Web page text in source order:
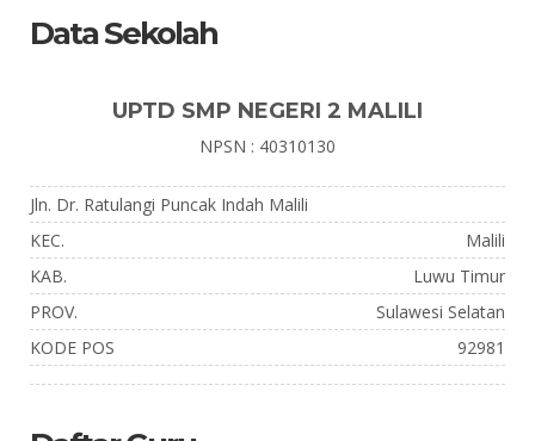
Data Sekolah
UPTD SMP NEGERI 2 MALILI
NPSN : 40310130
Jln. Dr. Ratulangi Puncak Indah Malili
KEC.
Malili
KAB.
Luwu Timur
PROV.
Sulawesi Selatan
KODE POS
92981